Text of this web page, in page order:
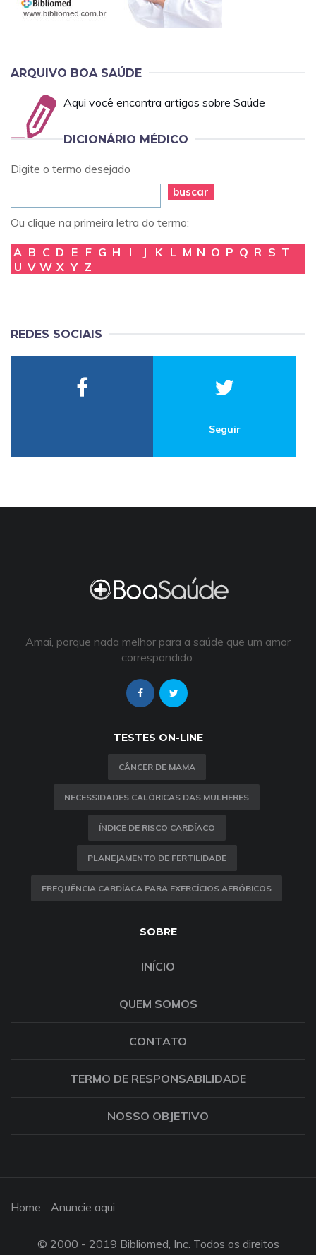
ARQUIVO BOA SAÚDE
Aqui você encontra artigos sobre Saúde
DICIONÁRIO MÉDICO
Digite o termo desejado
buscar
Ou clique na primeira letra do termo:
A B C D E F G H I J K L M N O P Q R S T
U V W X Y Z
REDES SOCIAIS
Seguir
Amai, porque nada melhor para a saúde que um amor
correspondido.
TESTES ON-LINE
CÂNCER DE MAMA
NECESSIDADES CALÓRICAS DAS MULHERES
ÍNDICE DE RISCO CARDÍACO
PLANEJAMENTO DE FERTILIDADE
FREQUÊNCIA CARDÍACA PARA EXERCÍCIOS AERÓBICOS
SOBRE
INÍCIO
QUEM SOMOS
CONTATO
TERMO DE RESPONSABILIDADE
NOSSO OBJETIVO
Home Anuncie aqui
© 2000 - 2019 Bibliomed, Inc. Todos os direitos